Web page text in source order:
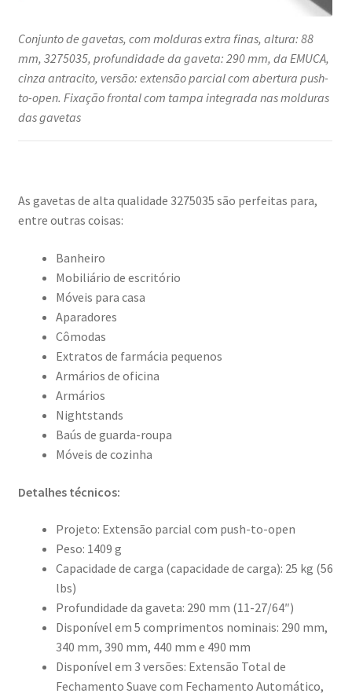
Conjunto de gavetas, com molduras extra finas, altura: 88
mm, 3275035, profundidade da gaveta: 290 mm, da EMUCA,
cinza antracito, versão: extensão parcial com abertura push-
to-open. Fixação frontal com tampa integrada nas molduras
das gavetas
As gavetas de alta qualidade 3275035 são perfeitas para,
entre outras coisas:
Banheiro
Mobiliário de escritório
Móveis para casa
Aparadores
Cômodas
Extratos de farmácia pequenos
Armários de oficina
Armários
Nightstands
Baús de guarda-roupa
Móveis de cozinha
Detalhes técnicos:
Projeto: Extensão parcial com push-to-open
Peso: 1409 g
Capacidade de carga (capacidade de carga): 25 kg (56
lbs)
Profundidade da gaveta: 290 mm (11-27/64″)
Disponível em 5 comprimentos nominais: 290 mm,
340 mm, 390 mm, 440 mm e 490 mm
Disponível em 3 versões: Extensão Total de
Fechamento Suave com Fechamento Automático,